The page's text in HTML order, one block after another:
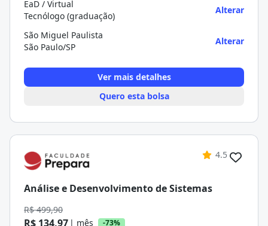
EaD / Virtual
Tecnólogo (graduação)
Alterar
São Miguel Paulista
São Paulo/SP
Alterar
Ver mais detalhes
Quero esta bolsa
4.5
Análise e Desenvolvimento de Sistemas
R$ 499,90
R$ 134,97 | mês -73%